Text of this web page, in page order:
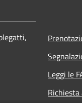
Leggi le